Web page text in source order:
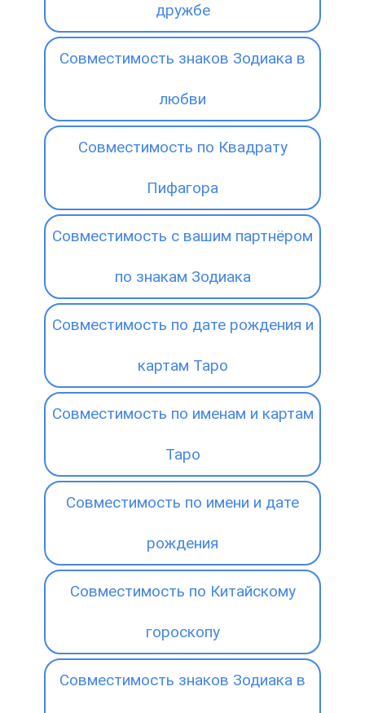
дружбе
Совместимость знаков Зодиака в
любви
Совместимость по Квадрату
Пифагора
Совместимость с вашим партнёром
по знакам Зодиака
Совместимость по дате рождения и
картам Таро
Совместимость по именам и картам
Таро
Совместимость по имени и дате
рождения
Совместимость по Китайскому
гороскопу
Совместимость знаков Зодиака в